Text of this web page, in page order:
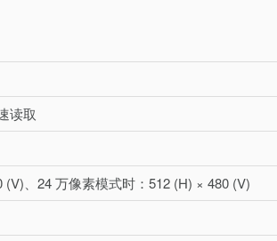
读取
、24 万像素模式时：512 (H) × 480 (V)